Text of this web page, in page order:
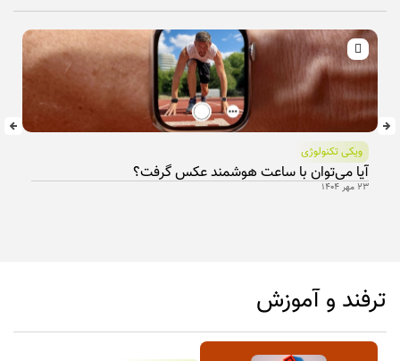
ویکی تکنولوژی
آیا می‌توان با ساعت هوشمند عکس گرفت؟
۲۳ مهر ۱۴۰۴
ترفند و آموزش